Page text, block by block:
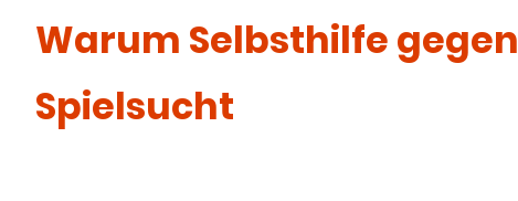
Warum Selbsthilfe gegen
Spielsucht